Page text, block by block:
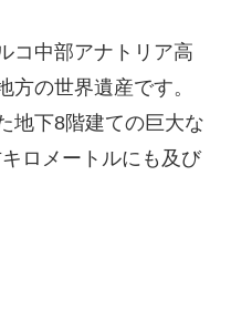
コ中部アナトリア高
方の世界遺産です。
地下8階建ての巨大な
ロメートルにも及び